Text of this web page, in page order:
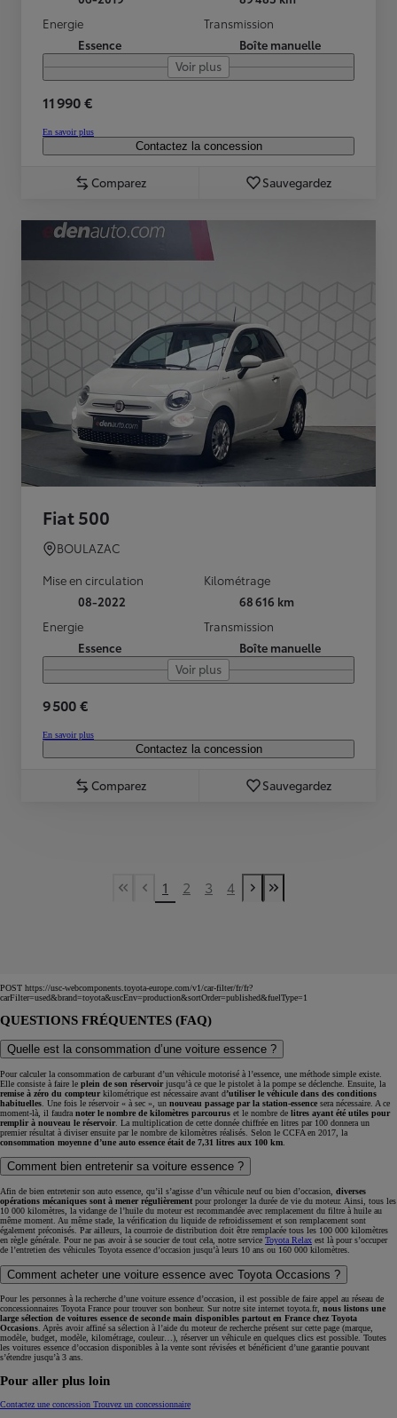
Energie
Essence
Transmission
Boîte manuelle
Voir plus
11 990 €
En savoir plus
Contactez la concession
Comparez Sauvegardez
Fiat 500
BOULAZAC
Mise en circulation
08-2022
Kilométrage
68 616 km
Energie
Essence
Transmission
Boîte manuelle
Voir plus
9 500 €
En savoir plus
Contactez la concession
Comparez Sauvegardez
First Page
Previous page
1 2 3 4
Next page
Last Page
POST https://usc-webcomponents.toyota-europe.com/v1/car-filter/fr/fr?
carFilter=used&brand=toyota&uscEnv=production&sortOrder=published&fuelType=1
QUESTIONS FRÉQUENTES (FAQ)
Quelle est la consommation d’une voiture essence ?
Pour calculer la consommation de carburant d’un véhicule motorisé à l’essence, une méthode simple existe.
Elle consiste à faire le plein de son réservoirjusqu’à ce que le pistolet à la pompe se déclenche. Ensuite, la
remise à zéro du compteurkilométrique est nécessaire avant d’utiliser le véhicule dans des conditions
habituelles . Une fois le réservoir « à sec », un nouveau passage par la station-essence sera nécessaire. A ce
moment-là, il faudra noter le nombre de kilomètres parcourus et le nombre de litres ayant été utiles pour
remplir à nouveau le réservoir. La multiplication de cette donnée chiffrée en litres par 100 donnera un
premier résultat à diviser ensuite par le nombre de kilomètres réalisés. Selon le CCFA en 2017, la
consommation moyenne d’une auto essence était de 7,31 litres aux 100 km
Comment bien entretenir sa voiture essence ?
Afin de bien entretenir son auto essence, qu’il s’agisse d’un véhicule neuf ou bien d’occasion, diverses
opérations mécaniques sont à mener régulièrement pour prolonger la durée de vie du moteur. Ainsi, tous les
10 000 kilomètres, la vidange de l’huile du moteur est recommandée avec remplacement du filtre à huile au
même moment. Au même stade, la vérification du liquide de refroidissement et son remplacement sont
également préconisés. Par ailleurs, la courroie de distribution doit être remplacée tous les 100 000 kilomètres
en règle générale. Pour ne pas avoir à se soucier de tout cela, notre service Toyota Relax est là pour s’occuper
de l’entretien des véhicules Toyota essence d’occasion jusqu’à leurs 10 ans ou 160 000 kilomètres.
Comment acheter une voiture essence avec Toyota Occasions ?
Pour les personnes à la recherche d’une voiture essence d’occasion, il est possible de faire appel au réseau de
concessionnaires Toyota France pour trouver son bonheur. Sur notre site internet toyota.fr, nous listons une
large sélection de voitures essence de seconde main disponibles partout en France chez Toyota
Occasions. Après avoir affiné sa sélection à l’aide du moteur de recherche présent sur cette page (marque,
modèle, budget, modèle, kilométrage, couleur…), réserver un véhicule en quelques clics est possible. Toutes
les voitures essence d’occasion disponibles à la vente sont révisées et bénéficient d’une garantie pouvant
s’étendre jusqu’à 3 ans.
Pour aller plus loin
Contactez une concession Trouvez un concessionnaire